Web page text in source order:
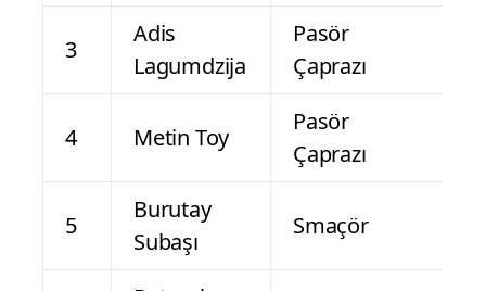
3
Adis
Lagumdzija
Pasör
Çaprazı
4 Metin Toy
Pasör
Çaprazı
5
Burutay
Subaşı
Smaçör